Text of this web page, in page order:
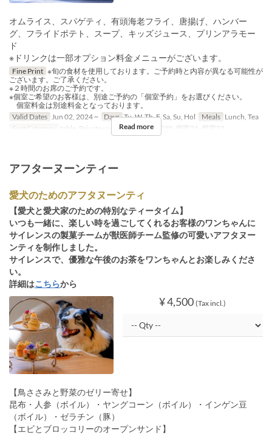
オムライス、スパゲティ、有頭海老フライ、唐揚げ、ハンバー
グ、フライドポテト、スープ、キッズジュース、プリンアラモー
ド
※ドリンクは一部オプション料金メニューがございます。
Fine Print ※旬の食材を使用しております。ご予約時と内容が異なる可能性が
ございます。ご了承ください。
※２時間のお席のご予約です。
※個室ご希望のお客様は、別途ご予約の「個室予約」をお選びください。
個室料金は別途料金となっております。
Valid Dates
Jun 02, 2024 ~ Days Tu, W, Th, F, Sa, Su, Hol Meals Lunch, Tea
Seat Category
table, Private room, 個室19, 個室20, 個室21, 個室22
Read more
アフターヌーンティー
愛犬のためのアフタヌーンティ
【愛犬と愛犬家のための特別なティータイム】
いつも一緒に、楽しい時を過ごしてくれるお客様のワンちゃんに
サイレンスの製菓チームが獣医師チーム監修の可愛いアフタヌー
ンティを制作しました。
サイレンスで、優雅な午後のお茶をワンちゃんとお楽しみくださ
い。
詳細はこちらから
¥ 4,500 (Tax incl.)
【鳥ささみと野菜のゼリー寄せ】
昆布・人参（ボイル）・ヤングコーン（ボイル）・インゲン豆
（ボイル）・ゼラチン（豚）
【エビとブロッコリーのオープンサンド】